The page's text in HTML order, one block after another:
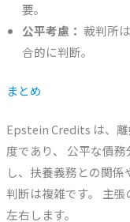
要。
公平考慮： 裁判所
合的に判断。
まとめ
Epstein Credits は、
度であり、 公平な債
し、扶養義務との関
判断は複雑です。 主
左右します。